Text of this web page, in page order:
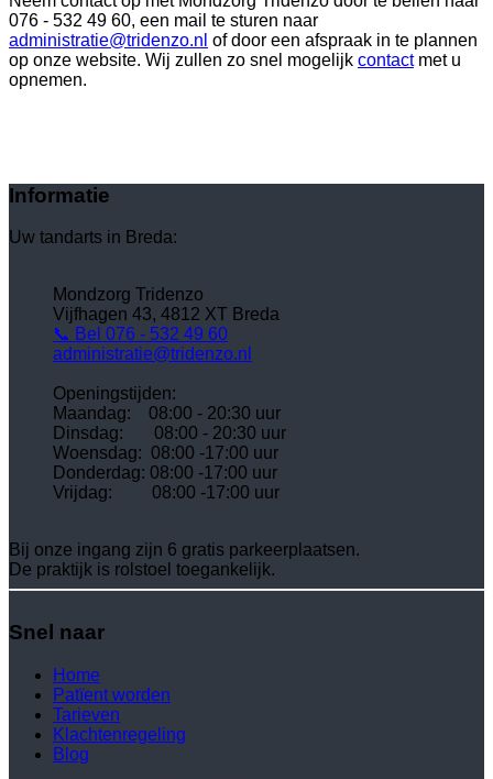
076 - 532 49 60, een mail te sturen naar
administratie@tridenzo.nl of door een afspraak in te plannen
op onze website. Wij zullen zo snel mogelijk contactmet u
opnemen.
Informatie
Uw tandarts in Breda:
Mondzorg Tridenzo
Vijfhagen 43, 4812 XT Breda
📞 Bel 076 - 532 49 60
administratie@tridenzo.nl
Openingstijden:
Maandag: 08:00 - 20:30 uur
Dinsdag: 08:00 - 20:30 uur
Woensdag: 08:00 -17:00 uur
Donderdag: 08:00 -17:00 uur
Vrijdag: 08:00 -17:00 uur
Bij onze ingang zijn 6 gratis parkeerplaatsen.
De praktijk is rolstoel toegankelijk.
Snel naar
Home
Patïent worden
Tarieven
Klachtenregeling
Blog